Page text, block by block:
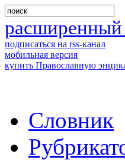
расширенный
подписаться на rss-канал
мобильная версия
купить Православную
Словник